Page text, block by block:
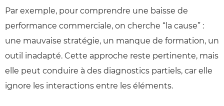
Par exemple, pour comprendre une baisse de
performance commerciale, on cherche “la cause” :
une mauvaise stratégie, un manque de formation, un
outil inadapté. Cette approche reste pertinente, mais
elle peut conduire à des diagnostics partiels, car elle
ignore les interactions entre les éléments.